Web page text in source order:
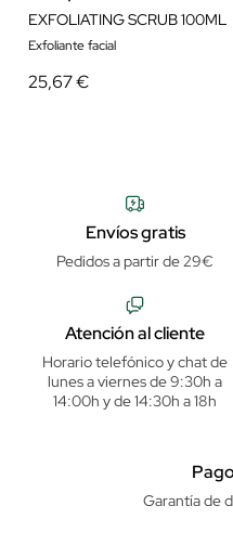
EXFOLIATING SCRUB 100ML
Exfoliante facial
25,67 €
Envíos gratis
Pedidos a partir de 29€
Atención al cliente
Horario telefónico y chat de
lunes a viernes de 9:30h a
14:00h y de 14:30h a 18h
Garantía de